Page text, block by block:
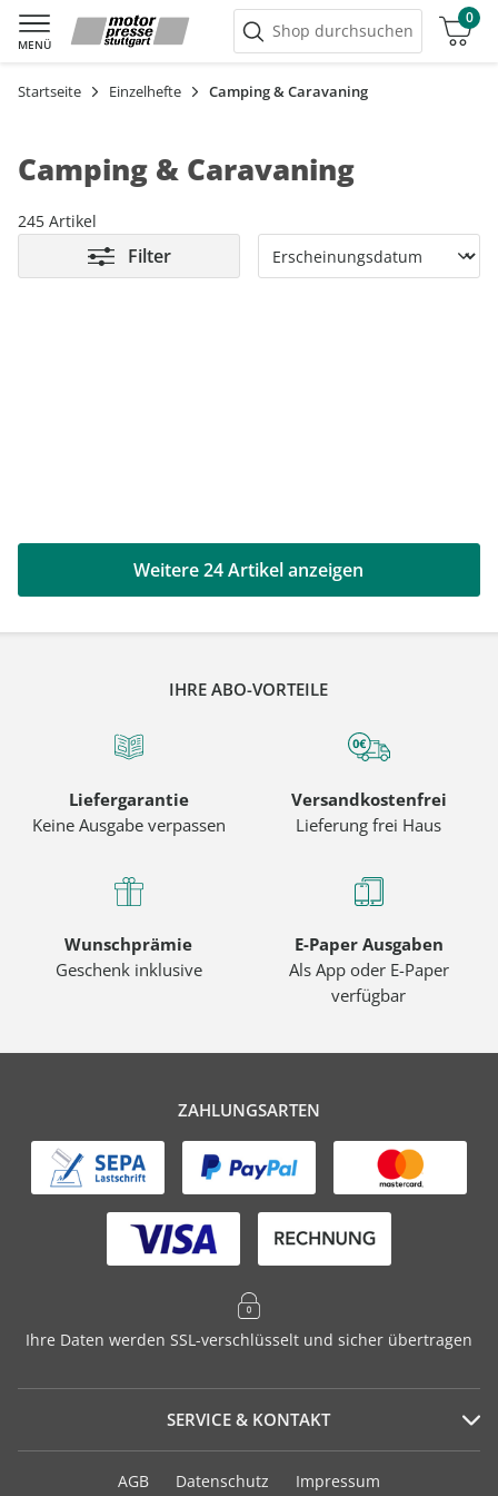
MENÜ
Shop durchsuchen
0
Warenkorb
Startseite Einzelhefte Camping & Caravaning
Camping & Caravaning
245 Artikel
Filter
Weitere 24 Artikel anzeigen
IHRE ABO-VORTEILE
Liefergarantie
Keine Ausgabe verpassen
Versandkostenfrei
Lieferung frei Haus
Wunschprämie
Geschenk inklusive
E-Paper Ausgaben
Als App oder E-Paper
verfügbar
ZAHLUNGSARTEN
Ihre Daten werden SSL-verschlüsselt und sicher übertragen
SERVICE & KONTAKT
Serviceportal
AGB Datenschutz Impressum